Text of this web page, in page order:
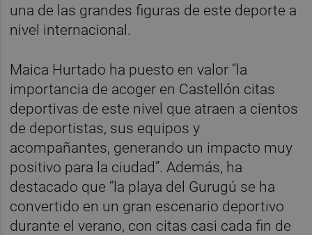
una de las grandes figuras de este deporte a
nivel internacional.
Maica Hurtado ha puesto en valor “la
importancia de acoger en Castellón citas
deportivas de este nivel que atraen a cientos
de deportistas, sus equipos y
acompañantes, generando un impacto muy
positivo para la ciudad”. Además, ha
destacado que “la playa del Gurugú se ha
convertido en un gran escenario deportivo
durante el verano, con citas casi cada fin de